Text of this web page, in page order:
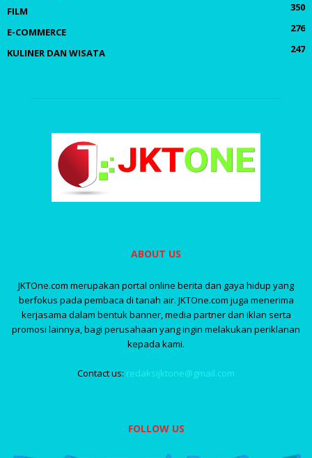
FILM
350
E-COMMERCE
276
KULINER DAN WISATA
247
ABOUT US
JKTOne.com merupakan portal online berita dan gaya hidup yang
berfokus pada pembaca di tanah air. JKTOne.com juga menerima
kerjasama dalam bentuk banner, media partner dan iklan serta
promosi lainnya, bagi perusahaan yang ingin melakukan periklanan
kepada kami.
Contact us: redaksijktone@gmail.com
FOLLOW US